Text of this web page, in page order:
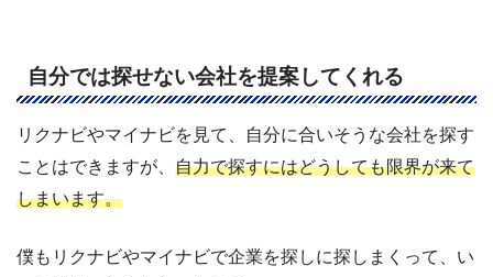
自分では探せない会社を提案してくれる
リクナビやマイナビを見て、自分に合いそうな会社を探す
ことはできますが、 自力で探すにはどうしても限界が来て
しまいます。
僕もリクナビやマイナビで企業を探しに探しまくって、い